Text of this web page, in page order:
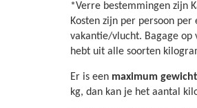
*Verre bestemmingen zijn
Kosten zijn per persoon
vakantie/vlucht. Bagage op
hebt uit alle soorten
Er is een maximum
kg, dan kan je het aantal